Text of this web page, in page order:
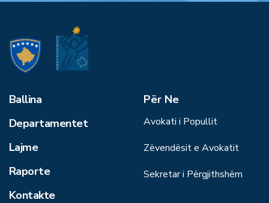
Ballina
Departamentet
Lajme
Raporte
Kontakte
Për Ne
Avokati i Popullit
Zëvendësit e Avokatit
Sekretar i Përgjithshëm